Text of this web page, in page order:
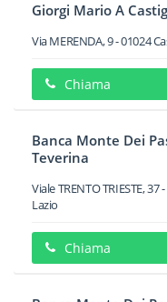
Giorgi Mario A
Via MERENDA, 9-01024
Chiama
Banca Monte Dei
Teverina
Viale TRENTO TRIESTE, 37-
Lazio
Chiama